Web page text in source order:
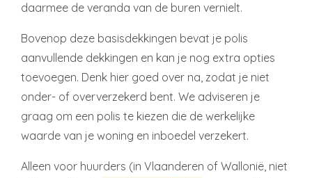
daarmee de veranda van de buren vernielt.
Bovenop deze basisdekkingen bevat je polis
aanvullende dekkingen en kan je nog extra opties
toevoegen. Denk hier goed over na, zodat je niet
onder- of oververzekerd bent. We adviseren je
graag om een polis te kiezen die de werkelijke
waarde van je woning en inboedel verzekert.
Alleen voor huurders (in Vlaanderen of Wallonië, niet